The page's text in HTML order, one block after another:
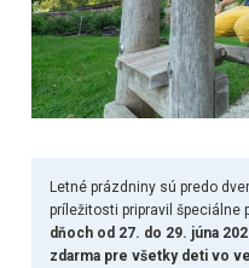
Letné prázdniny sú predo
príležitosti pripravil špeciálne
dňoch od 27. do 29. júna
zdarma pre všetky deti vo